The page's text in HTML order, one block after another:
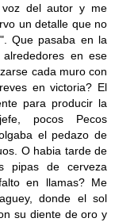
del autor y me
un detalle que no
Que pasaba en la
en ese
cada muro con
en victoria? El
para producir la
pocos Pecos
el pedazo de
O habia tarde de
pipas de cerveza
en llamas? Me
donde el sol
su diente de oro y